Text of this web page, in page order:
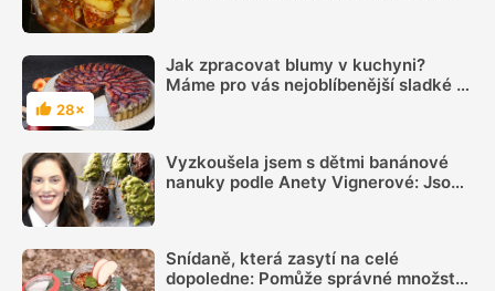
Hodnocení
28×
Jak zpracovat blumy v kuchyni?
Máme pro vás nejoblíbenější sladké i
Vyzkoušela jsem s dětmi banánové
nanuky podle Anety Vignerové: Jsou
Snídaně, která zasytí na celé
dopoledne: Pomůže správné množství